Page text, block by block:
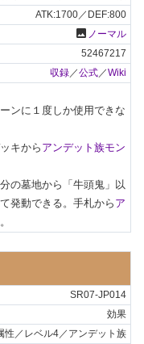
ATK:1700／DEF:800
photo ノーマル
52467217
収録／公式／Wiki
ンに１度しか使用できな
キから アンデット族モン
の墓地から「牛頭鬼」以
発動できる。手札から ア
SR07-JP014
効果
性／レベル4／アンデット族